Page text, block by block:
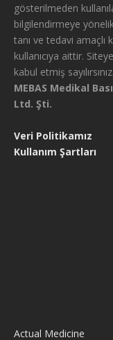
gösterilmeden
bilgilendirmeye
tanı ve tedavi amaçlı
kullanıcıya aittir.
kabul etmiş sayılırsınız.
MEBAS Medikal
Ltd. Şti.
Veri Politikamız
Kullanım Şartları
Actual Medicine